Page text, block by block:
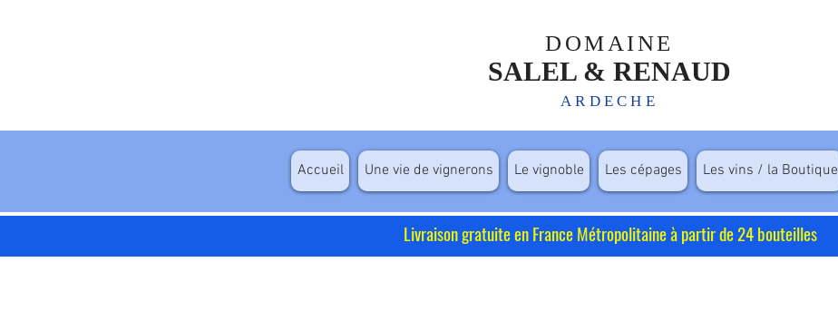
DOMAINE
SALEL & RENAUD
ARDECHE
Accueil Une vie de vignerons Le vignoble Les cépages Les vins / la Boutique
Livraison gratuite en France Métropolitaine à partir de 24 bouteilles